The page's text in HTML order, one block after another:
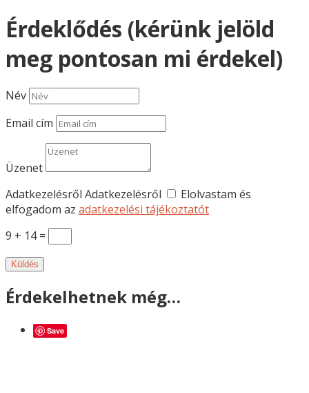
Érdeklődés (kérünk jelöld
meg pontosan mi érdekel)
Név
Email cím
Üzenet
Adatkezelésről Adatkezelésről
Elolvastam és
elfogadom az adatkezelési tájékoztatót
9 + 14=
Küldés
Érdekelhetnek még…
Save